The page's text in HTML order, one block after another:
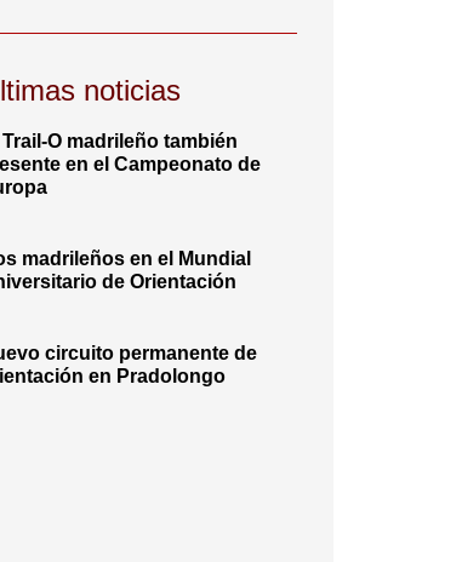
noticias
Trail-O madrileño también
en el Campeonato de
madrileños en el Mundial
de Orientación
circuito permanente de
en Pradolongo